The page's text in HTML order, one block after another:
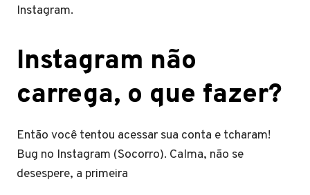
Instagram.
Instagram não
carrega, o que fazer?
Então você tentou acessar sua conta e tcharam!
Bug no Instagram (Socorro). Calma, não se
desespere, a primeira